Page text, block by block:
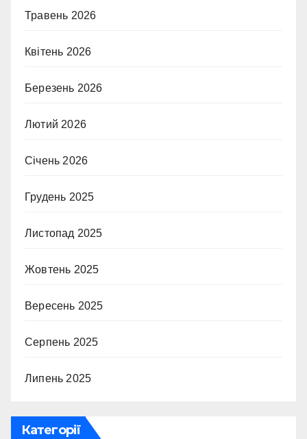
Травень 2026
Квітень 2026
Березень 2026
Лютий 2026
Січень 2026
Грудень 2025
Листопад 2025
Жовтень 2025
Вересень 2025
Серпень 2025
Липень 2025
Категорії